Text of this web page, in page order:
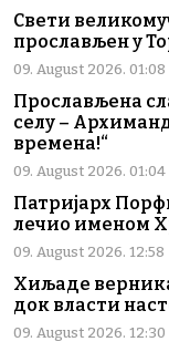
Свети
прослављен у
09. August 2026. 01:08
Прослављена
селу –
времена!“
09. August 2026. 01:04
Патријарх
лечио именом
09. August 2026. 12:58
Хиљаде
док власти
09. August 2026. 12:30